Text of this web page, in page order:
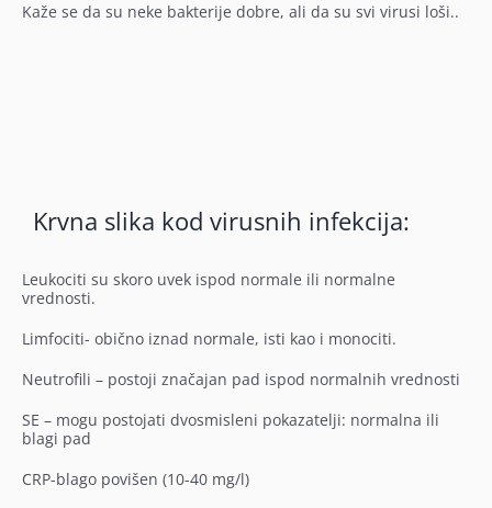
Kaže se da su neke bakterije dobre, ali da su svi virusi loši..
Krvna slika kod virusnih infekcija:
Leukociti su skoro uvek ispod normale ili normalne
vrednosti.
Limfociti- obično iznad normale, isti kao i monociti.
Neutrofili – postoji značajan pad ispod normalnih vrednosti
SE – mogu postojati dvosmisleni pokazatelji: normalna ili
blagi pad
CRP-blago povišen (10-40 mg/l)